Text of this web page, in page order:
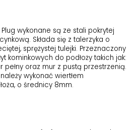
Plug wykonane są ze stali pokrytej
Składa się z talerzyka o
sprężystej tulejki. Przeznaczony
kominkowych do podłoży takich jak:
pełny oraz mur z pustą przestrzenią.
wykonać wiertłem
o średnicy 8mm.